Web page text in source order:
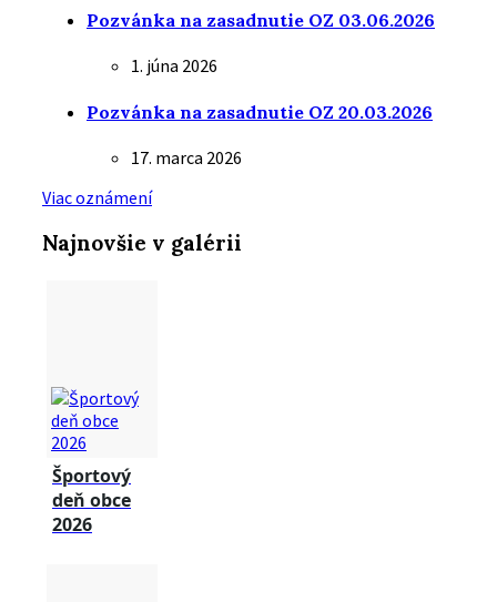
Pozvánka na zasadnutie OZ 03.06.2026
1. júna 2026
Pozvánka na zasadnutie OZ 20.03.2026
17. marca 2026
Viac oznámení
Najnovšie v galérii
Športový
deň obce
2026